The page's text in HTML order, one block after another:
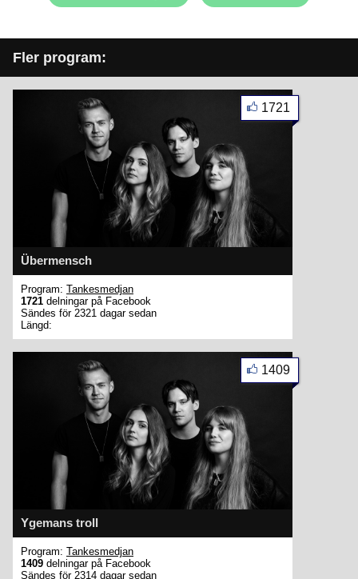
Fler program:
Übermensch
1721
Program: Tankesmedjan
1721 delningar på Facebook
Sändes för 2321 dagar sedan
Längd:
Ygemans troll
1409
Program: Tankesmedjan
1409 delningar på Facebook
Sändes för 2314 dagar sedan